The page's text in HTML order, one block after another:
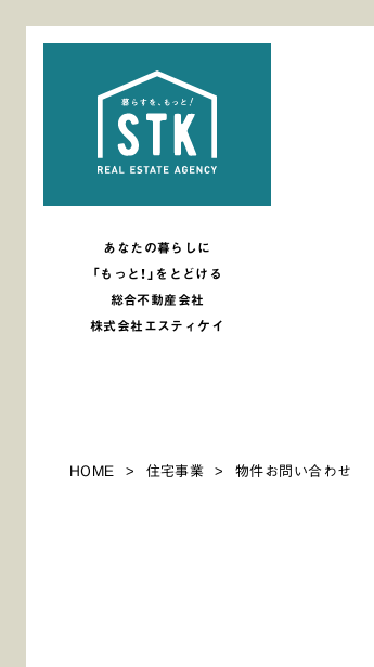
あなたの暮らしに
「もっと！」をとどける
総合不動産会社
株式会社エスティケイ
HOME 住宅事業 物件お問い合わせ